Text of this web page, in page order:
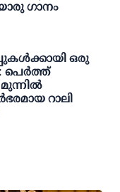
ഗാനം
ഒരു
പെർത്ത്
മുന്നിൽ
റാലി